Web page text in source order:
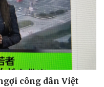
công dân Việt